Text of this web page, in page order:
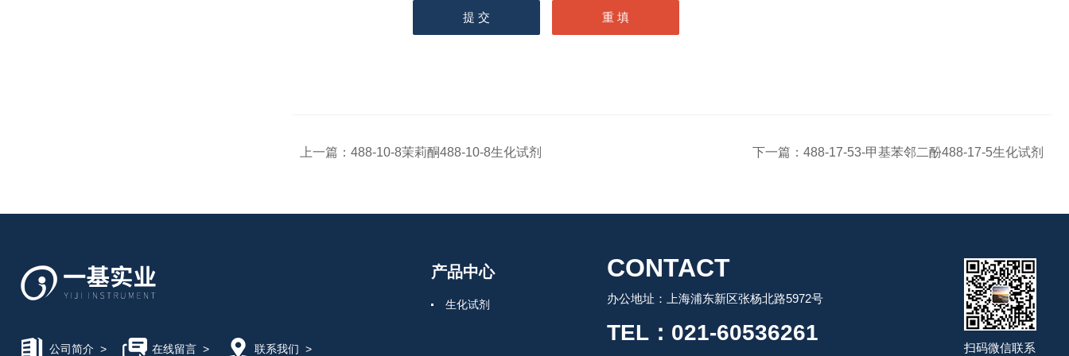
上一篇： 488-10-8茉莉酮488-10-8生化试剂 下一篇： 488-17-53-甲基苯邻二酚488-17-5生化试剂
公司简介 > 在线留言> 联系我们 >
产品中心
生化试剂
CONTACT
办公地址：上海浦东新区张杨北路5972号
TEL：021-60536261
扫码微信联系